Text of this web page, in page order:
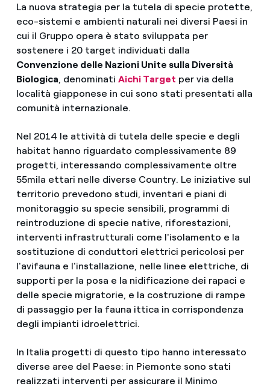
La nuova strategia per la tutela di specie protette,
eco-sistemi e ambienti naturali nei diversi Paesi in
cui il Gruppo opera è stato sviluppata per
sostenere i 20 target individuati dalla
Convenzione delle Nazioni Unite sulla Diversità
Biologica, denominati Aichi Target per via della
località giapponese in cui sono stati presentati alla
comunità internazionale.
Nel 2014 le attività di tutela delle specie e degli
habitat hanno riguardato complessivamente 89
progetti, interessando complessivamente oltre
55mila ettari nelle diverse Country. Le iniziative sul
territorio prevedono studi, inventari e piani di
monitoraggio su specie sensibili, programmi di
reintroduzione di specie native, riforestazioni,
interventi infrastrutturali come l'isolamento e la
sostituzione di conduttori elettrici pericolosi per
l'avifauna e l'installazione, nelle linee elettriche, di
supporti per la posa e la nidificazione dei rapaci e
delle specie migratorie, e la costruzione di rampe
di passaggio per la fauna ittica in corrispondenza
degli impianti idroelettrici.
In Italia progetti di questo tipo hanno interessato
diverse aree del Paese: in Piemonte sono stati
realizzati interventi per assicurare il Minimo